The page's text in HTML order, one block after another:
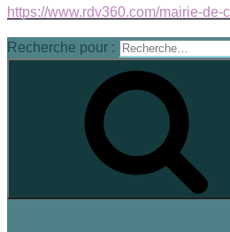
https://www.rdv360.com/mairie-de-
Recherche pour :